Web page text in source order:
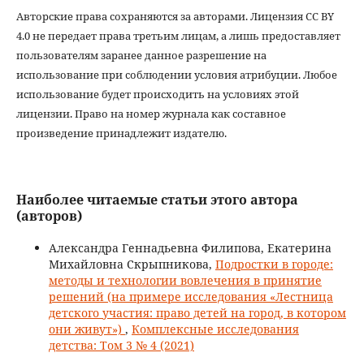
Авторские права сохраняются за авторами. Лицензия CC BY
4.0 не передает права третьим лицам, а лишь предоставляет
пользователям заранее данное разрешение на
использование при соблюдении условия атрибуции. Любое
использование будет происходить на условиях этой
лицензии. Право на номер журнала как составное
произведение принадлежит издателю.
Наиболее читаемые статьи этого автора
(авторов)
Александра Геннадьевна Филипова, Екатерина
Михайловна Скрыпникова, Подростки в городе:
методы и технологии вовлечения в принятие
решений (на примере исследования «Лестница
детского участия: право детей на город, в котором
они живут») , Комплексные исследования
детства: Том 3 № 4 (2021)